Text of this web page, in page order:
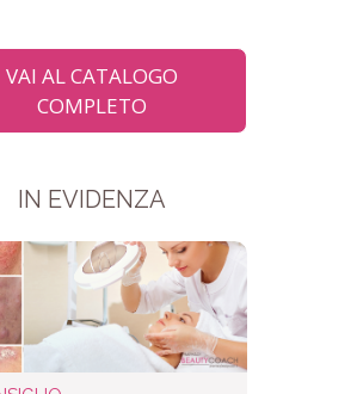
VAI AL CATALOGO
COMPLETO
IN EVIDENZA